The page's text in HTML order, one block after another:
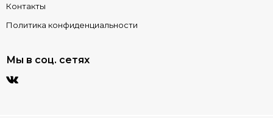
Контакты
Политика конфиденциальности
Мы в соц. сетях